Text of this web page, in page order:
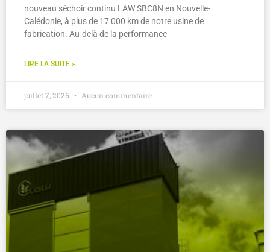
nouveau séchoir continu LAW SBC8N en Nouvelle-
Calédonie, à plus de 17 000 km de notre usine de
fabrication. Au-delà de la performance
LIRE LA SUITE »
juillet 7, 2026 Aucun commentaire